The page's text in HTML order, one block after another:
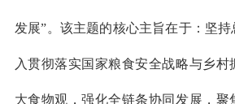
发展”。该主题的核心主旨在于：坚
入贯彻落实国家粮食安全战略与乡村
大食物观，强化全链条协同发展，聚